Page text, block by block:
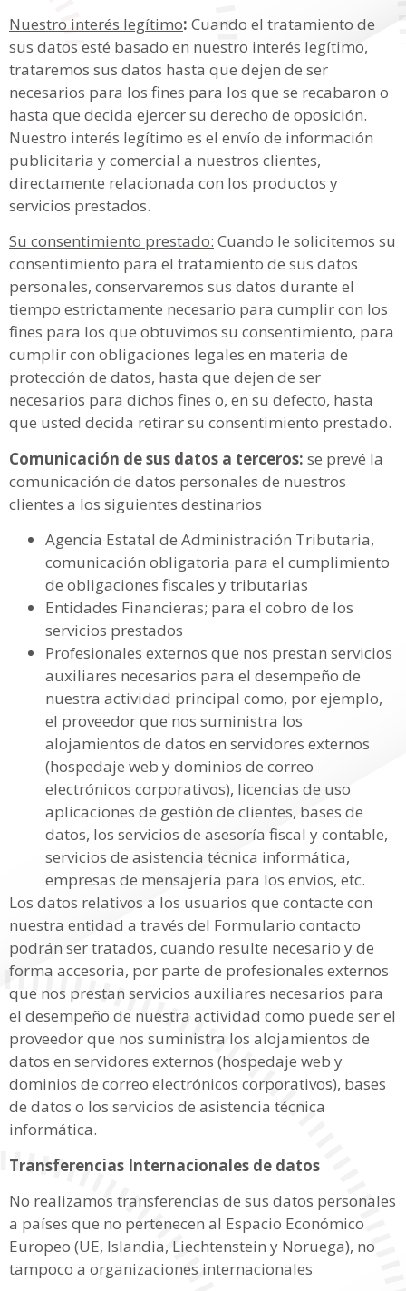
Nuestro interés legítimo: Cuando el tratamiento de
sus datos esté basado en nuestro interés legítimo,
trataremos sus datos hasta que dejen de ser
necesarios para los fines para los que se recabaron o
hasta que decida ejercer su derecho de oposición.
Nuestro interés legítimo es el envío de información
publicitaria y comercial a nuestros clientes,
directamente relacionada con los productos y
servicios prestados.
Su consentimiento prestado: Cuando le solicitemos su
consentimiento para el tratamiento de sus datos
personales, conservaremos sus datos durante el
tiempo estrictamente necesario para cumplir con los
fines para los que obtuvimos su consentimiento, para
cumplir con obligaciones legales en materia de
protección de datos, hasta que dejen de ser
necesarios para dichos fines o, en su defecto, hasta
que usted decida retirar su consentimiento prestado.
Comunicación de sus datos a terceros: se prevé la
comunicación de datos personales de nuestros
clientes a los siguientes destinarios
Agencia Estatal de Administración Tributaria,
comunicación obligatoria para el cumplimiento
de obligaciones fiscales y tributarias
Entidades Financieras; para el cobro de los
servicios prestados
Profesionales externos que nos prestan servicios
auxiliares necesarios para el desempeño de
nuestra actividad principal como, por ejemplo,
el proveedor que nos suministra los
alojamientos de datos en servidores externos
(hospedaje web y dominios de correo
electrónicos corporativos), licencias de uso
aplicaciones de gestión de clientes, bases de
datos, los servicios de asesoría fiscal y contable,
servicios de asistencia técnica informática,
empresas de mensajería para los envíos, etc.
Los datos relativos a los usuarios que contacte con
nuestra entidad a través del Formulario contacto
podrán ser tratados, cuando resulte necesario y de
forma accesoria, por parte de profesionales externos
que nos prestan servicios auxiliares necesarios para
el desempeño de nuestra actividad como puede ser el
proveedor que nos suministra los alojamientos de
datos en servidores externos (hospedaje web y
dominios de correo electrónicos corporativos), bases
de datos o los servicios de asistencia técnica
informática.
Transferencias Internacionales de datos
No realizamos transferencias de sus datos personales
a países que no pertenecen al Espacio Económico
Europeo (UE, Islandia, Liechtenstein y Noruega), no
tampoco a organizaciones internacionales